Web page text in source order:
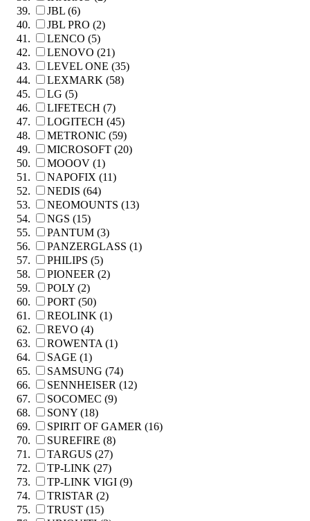
JBL (6)
JBL PRO (2)
LENCO (5)
LENOVO (21)
LEVEL ONE (35)
LEXMARK (58)
LG (5)
LIFETECH (7)
LOGITECH (45)
METRONIC (59)
MICROSOFT (20)
MOOOV (1)
NAPOFIX (11)
NEDIS (64)
NEOMOUNTS (13)
NGS (15)
PANTUM (3)
PANZERGLASS (1)
PHILIPS (5)
PIONEER (2)
POLY (2)
PORT (50)
REOLINK (1)
REVO (4)
ROWENTA (1)
SAGE (1)
SAMSUNG (74)
SENNHEISER (12)
SOCOMEC (9)
SONY (18)
SPIRIT OF GAMER (16)
SUREFIRE (8)
TARGUS (27)
TP-LINK (27)
TP-LINK VIGI (9)
TRISTAR (2)
TRUST (15)